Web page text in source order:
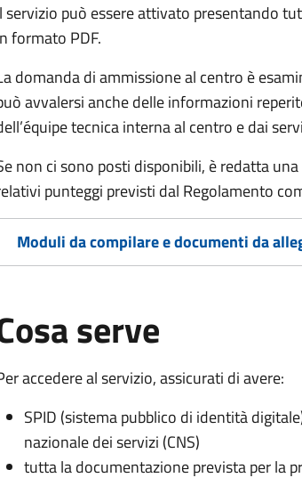
servizio può essere attivato presentando
formato PDF.
domanda di ammissione al centro è
avvalersi anche delle informazioni
tecnica interna al centro e dai
non ci sono posti disponibili, è redatta
punteggi previsti dal Regolamento
Moduli da compilare e documenti da
serve
accedere al servizio, assicurati di avere:
SPID (sistema pubblico di identità
nazionale dei servizi (CNS)
tutta la documentazione prevista per la